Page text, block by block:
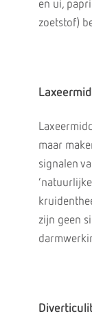
en ui,
zoetstof)
maar
signalen
zijn geen